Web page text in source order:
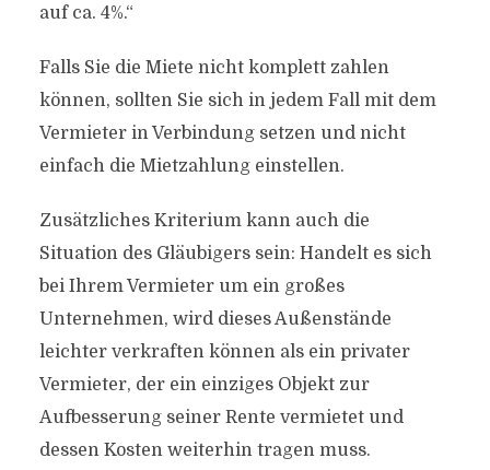
auf ca. 4%.“
Falls Sie die Miete nicht komplett zahlen
können, sollten Sie sich in jedem Fall mit dem
Vermieter in Verbindung setzen und nicht
einfach die Mietzahlung einstellen.
Zusätzliches Kriterium kann auch die
Situation des Gläubigers sein: Handelt es sich
bei Ihrem Vermieter um ein großes
Unternehmen, wird dieses Außenstände
leichter verkraften können als ein privater
Vermieter, der ein einziges Objekt zur
Aufbesserung seiner Rente vermietet und
dessen Kosten weiterhin tragen muss.